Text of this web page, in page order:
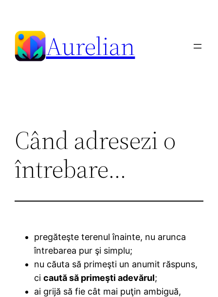
content
Aurelian
Când adresezi o
întrebare…
pregăteşte terenul înainte, nu arunca
întrebarea pur şi simplu;
nu căuta să primeşti un anumit răspuns,
cicaută să primeşti adevărul;
ai grijă să fie cât mai puţin ambiguă,